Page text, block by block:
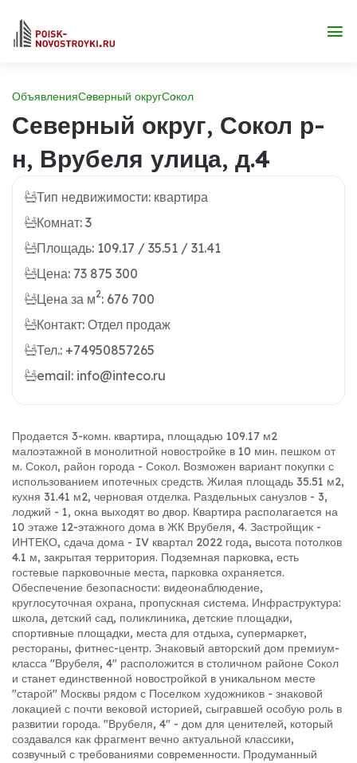
ОбъявленияСеверный округСокол
Северный округ, Сокол р-
н, Врубеля улица, д.4
Тип недвижимости: квартира
Комнат: 3
Площадь: 109.17 / 35.51 / 31.41
Цена: 73 875 300
Цена за м2: 676 700
Контакт: Отдел продаж
Тел.: +74950857265
email: info@inteco.ru
Продается 3-комн. квартира, площадью 109.17 м2
малоэтажной в монолитной новостройке в 10 мин. пешком от
м. Сокол, район города - Сокол. Возможен вариант покупки с
использованием ипотечных средств. Жилая площадь 35.51 м2,
кухня 31.41 м2, черновая отделка. Раздельных санузлов - 3,
лоджий - 1, окна выходят во двор. Квартира располагается на
10 этаже 12-этажного дома в ЖК Врубеля, 4. Застройщик -
ИНТЕКО, сдача дома - IV квартал 2022 года, высота потолков
4.1 м, закрытая территория. Подземная парковка, есть
гостевые парковочные места, парковка охраняется.
Обеспечение безопасности: видеонаблюдение,
круглосуточная охрана, пропускная система. Инфраструктура:
школа, детский сад, поликлиника, детские площадки,
спортивные площадки, места для отдыха, супермаркет,
рестораны, фитнес-центр. Знаковый авторский дом премиум-
класса "Врубеля, 4" расположится в столичном районе Сокол
и станет единственной новостройкой в уникальном месте
"старой" Москвы рядом с Поселком художников - знаковой
локацией с почти вековой историей, сыгравшей особую роль в
развитии города. "Врубеля, 4" - дом для ценителей, который
создавался как фрагмент вечно актуальной классики,
созвучный с требованиями современности. Продуманный